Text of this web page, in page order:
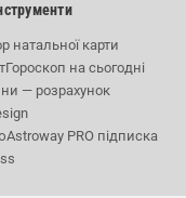
натальної карти
Гороскоп на сьогодні
— розрахунок
Astroway PRO підписка